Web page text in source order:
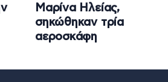
Μαρίνα Ηλείας,
σηκώθηκαν τρία
αεροσκάφη